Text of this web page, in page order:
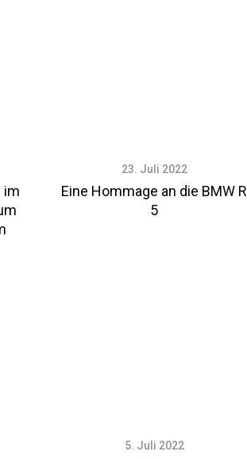
im
23. Juli 2022
Eine Hommage an die BMW R
5
5. Juli 2022